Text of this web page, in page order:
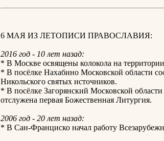
6 МАЯ ИЗ ЛЕТОПИСИ ПРАВОСЛАВИЯ:
2016 год - 10 лет назад:
* В Москве освящены колокола на
* В посёлке Нахабино Московской области
Никольского святых источников.
* В посёлке Загорянский Московской
отслужена первая Божественная Литургия.
2006 год - 20 лет назад:
* В Сан-Франциско начал работу